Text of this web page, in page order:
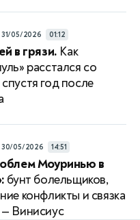
31/05/2026 01:12
в грязи. Как
расстался со
год после
30/05/2026 14:51
Моуринью в
бунт болельщиков,
конфликты и связка
Винисиус